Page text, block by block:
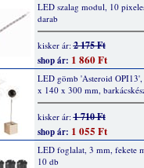
LED szalag modul, 10
darab
kisker ár:2 175 Ft
shop ár: 1 860 Ft
LED gömb 'Asteroid
x 140 x 300 mm,
kisker ár:1 710 Ft
shop ár: 1 055 Ft
LED foglalat, 3 mm, fekete
10 db